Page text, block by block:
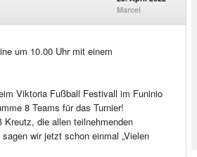
Marcel
um 10.00 Uhr mit einem
Viktoria Fußball Festivall im Funinio
8 Teams für das Turnier!
die allen teilnehmenden
wir jetzt schon einmal „Vielen